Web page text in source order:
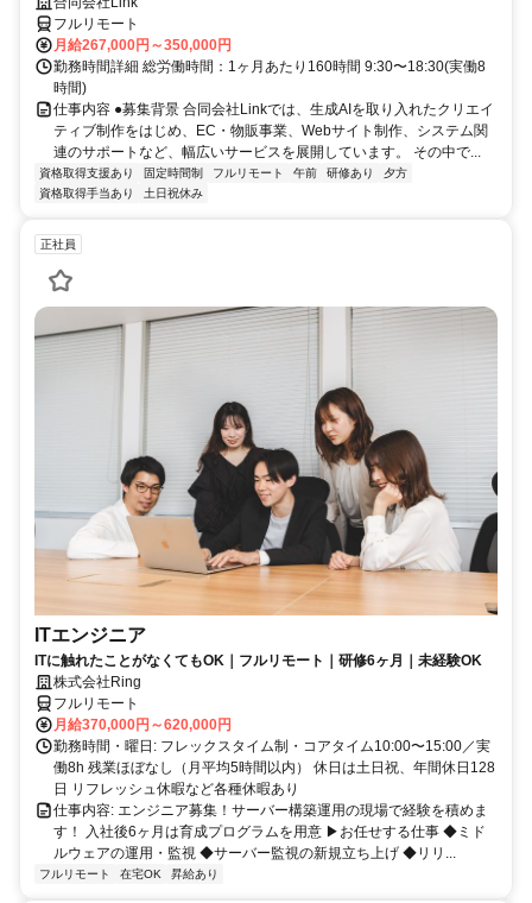
フルリモート
月給267,000円～350,000円
勤務時間詳細 総労働時間：1ヶ月あたり160時間 9:30〜18:30(実働8
時間)
仕事内容 ●募集背景 合同会社Linkでは、生成AIを取り入れたクリエイ
ティブ制作をはじめ、EC・物販事業、Webサイト制作、システム関
連のサポートなど、幅広いサービスを展開しています。 その中で...
資格取得支援あり 固定時間制 フルリモート 午前 研修あり
夕方
資格取得手当あり
土日祝休み
正社員
ITエンジニア
ITに触れたことがなくてもOK｜フルリモート｜研修6ヶ月｜未経験OK
株式会社Ring
フルリモート
月給370,000円～620,000円
勤務時間・曜日: フレックスタイム制・コアタイム10:00〜15:00／実
働8h 残業ほぼなし（月平均5時間以内） 休日は土日祝、年間休日128
日 リフレッシュ休暇など各種休暇あり
仕事内容: エンジニア募集！サーバー構築運用の現場で経験を積めま
す！ 入社後6ヶ月は育成プログラムを用意 ▶お任せする仕事 ◆ミド
ルウェアの運用・監視 ◆サーバー監視の新規立ち上げ ◆リリ...
フルリモート 在宅OK 昇給あり